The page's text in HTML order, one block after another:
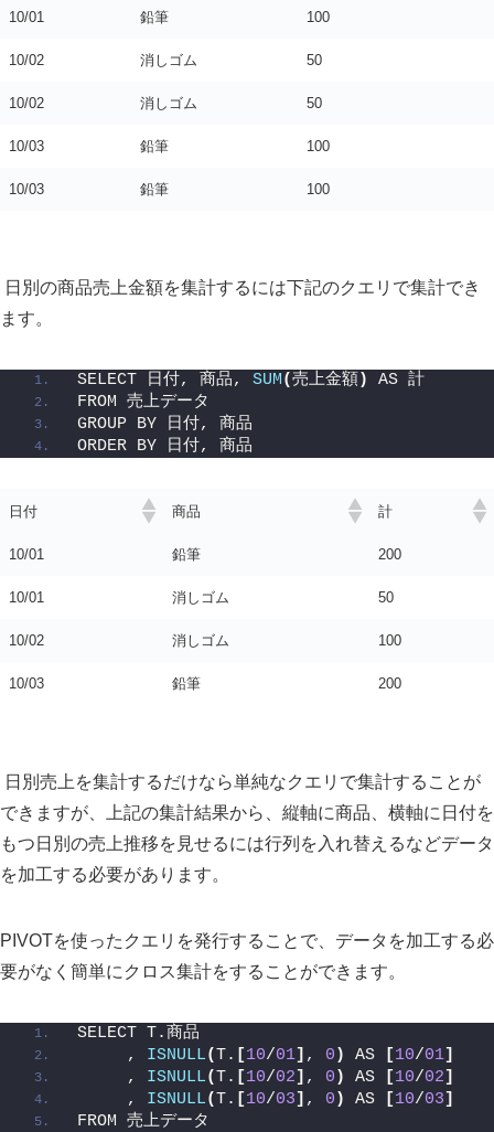
10/01 鉛筆 100
10/02 消しゴム 50
10/02 消しゴム 50
10/03 鉛筆 100
10/03 鉛筆 100
日別の商品売上金額を集計するには下記のクエリで集計でき
ます。
SELECT 日付, 商品, SUM(売上金額 )
AS 計
FROM 売上データ
GROUP BY 日付, 商品
ORDER BY 日付, 商品
日付 商品 計
10/01 鉛筆 200
10/01 消しゴム 50
10/02 消しゴム 100
10/03 鉛筆 200
日別売上を集計するだけなら単純なクエリで集計することが
できますが、上記の集計結果から、縦軸に商品、横軸に日付を
もつ日別の売上推移を見せるには行列を入れ替えるなどデータ
を加工する必要があります。
PIVOTを使ったクエリを発行することで、データを加工する必
要がなく簡単にクロス集計をすることができます。
SELECT T.商品
     ,
ISNULL(T. [10/01] , 0 ) AS [10/01]
     ,
ISNULL(T. [10/02] , 0 ) AS [10/02]
     ,
ISNULL(T. [10/03] , 0 ) AS [10/03]
FROM 売上データ